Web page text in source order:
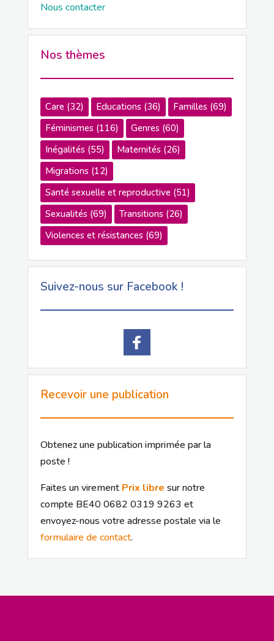
Nous contacter
Nos thèmes
Care(32) Educations(36) Familles(69)
Féminismes(116) Genres(60)
Inégalités(55) Maternités(26)
Migrations(12)
Santé sexuelle et reproductive(51)
Sexualités(69) Transitions(26)
Violences et résistances(69)
Suivez-nous sur Facebook !
Recevoir une publication
Obtenez une publication imprimée par la
poste !
Faites un virement Prix libre sur notre
compte BE40 0682 0319 9263 et
envoyez-nous votre adresse postale via le
formulaire de contact.